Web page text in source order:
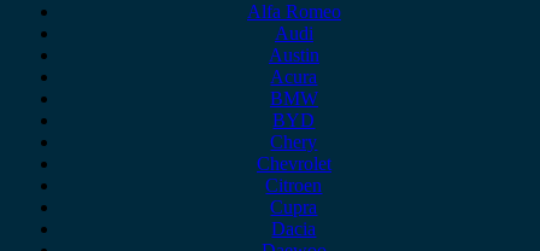
Alfa Romeo
Audi
Austin
Acura
BMW
BYD
Chery
Chevrolet
Citroen
Cupra
Dacia